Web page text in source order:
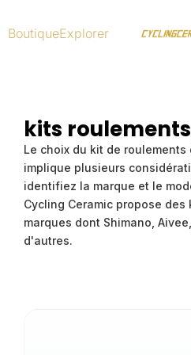
au
contenu
BoutiqueExplorer
kits
Le choix du kit de roulements
implique plusieurs
identifiez la marque et le
Cycling Ceramic propose
marques dont Shimano, Aivee,
d'autres.